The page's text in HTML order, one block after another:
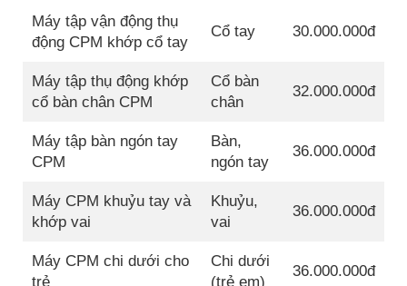
Máy tập vận động thụ
động CPM khớp cổ tay
Cổ tay 30.000.000đ
Máy tập thụ động khớp
cổ bàn chân CPM
Cổ bàn
chân
32.000.000đ
Máy tập bàn ngón tay
CPM
Bàn,
ngón tay
36.000.000đ
Máy CPM khuỷu tay và
khớp vai
Khuỷu,
vai
36.000.000đ
Máy CPM chi dưới cho
trẻ
Chi dưới
(trẻ em)
36.000.000đ